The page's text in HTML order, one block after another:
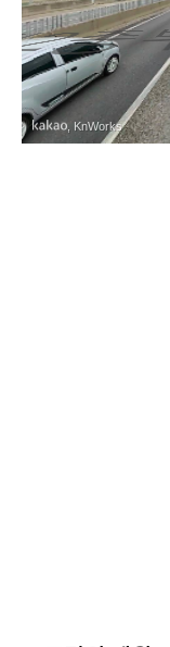
부
, KnWorks